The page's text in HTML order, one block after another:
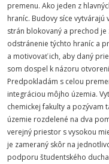
premenu. Ako jeden z
hraníc. Budovy síce
strán blokovaný a prechod
odstránenie týchto hraníc a
a motivovať ich, aby daný
som dospel k názoru
Predpokladám s celou
integráciou môjho územia.
chemickej fakulty a pozývam
územie rozdelené na dva
verejný priestor s vysokou
je zameraný skôr na
podporu študentského